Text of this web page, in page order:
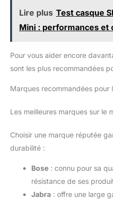
Lire plus Test casque
Mini : performances et
Pour vous aider encore
sont les plus recommandées
Marques recommandées pour
Les meilleures marques sur le
Choisir une marque réputée
durabilité :
Bose : connu pour sa
résistance de ses
Jabra : offre une large